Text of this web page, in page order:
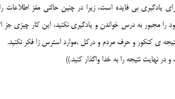
بي فايده است، زيرا در چنين حالتي مغز اطلاعات
مجبور به درس خواندن و يادگيري نكنيد، اين كار چيزي جز
ي كنكور و حرف مردم و دركل ،موارد استرس زا فكر نكنيد.
نهايت نتيجه را به خدا واگذار كنيد.))